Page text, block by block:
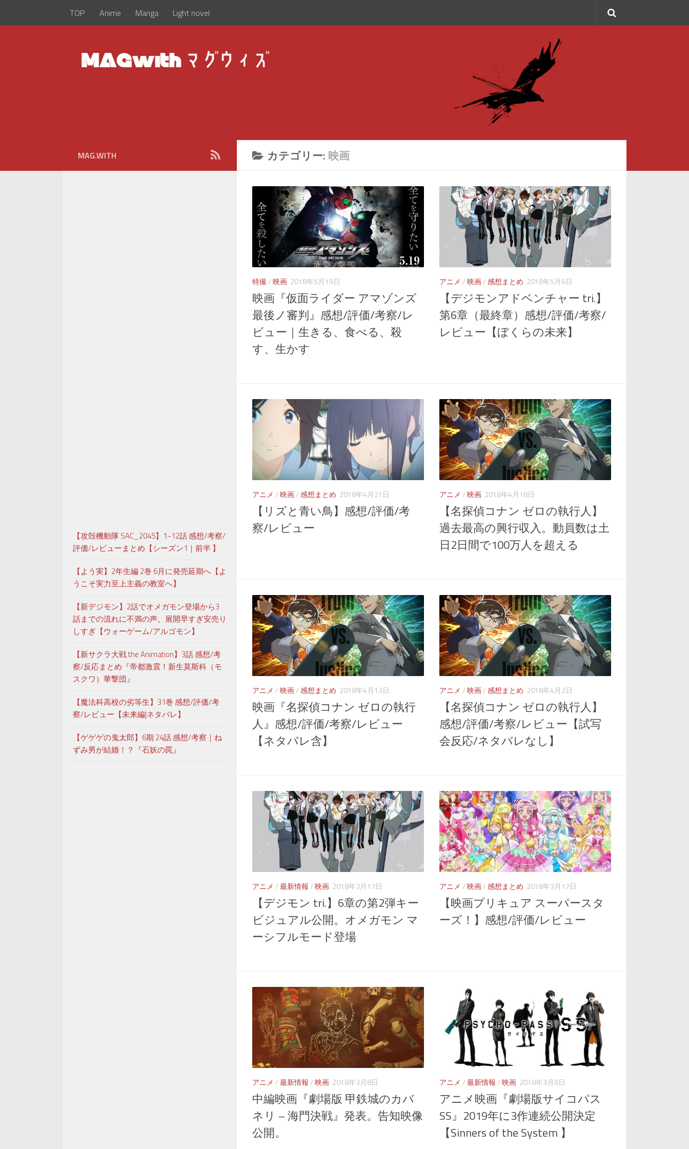
TOP Anime Manga Light novel
カテゴリー: 映画
特撮/映画 2018年5月19日
映画『仮面ライダー アマゾンズ
最後ノ審判』感想/評価/考察/レ
ビュー｜生きる、食べる、殺
す、生かす
アニメ /映画/感想まとめ 2018年5月6日
【デジモンアドベンチャー tri.】
第6章（最終章）感想/評価/考察/
レビュー【ぼくらの未来】
アニメ /映画/感想まとめ 2018年4月21日
【リズと青い鳥】感想/評価/考
察/レビュー
アニメ /映画 2018年4月18日
【名探偵コナン ゼロの執行人】
過去最高の興行収入。動員数は土
日2日間で100万人を超える
アニメ /映画/感想まとめ 2018年4月13日
映画『名探偵コナン ゼロの執行
人』感想/評価/考察/レビュー
【ネタバレ含】
アニメ /映画/感想まとめ 2018年4月2日
【名探偵コナン ゼロの執行人】
感想/評価/考察/レビュー【試写
会反応/ネタバレなし】
アニメ /最新情報/映画 2018年3月17日
【デジモン tri.】6章の第2弾キー
ビジュアル公開。オメガモン マ
ーシフルモード登場
アニメ /映画/感想まとめ 2018年3月17日
【映画プリキュア スーパースタ
ーズ！】感想/評価/レビュー
アニメ /最新情報/映画 2018年3月8日
中編映画『劇場版 甲鉄城のカバ
ネリ – 海門決戦』発表。告知映像
公開。
アニメ /最新情報/映画 2018年3月8日
アニメ映画『劇場版サイコパス
SS』2019年に3作連続公開決定
【Sinners of the System 】
MAG.WITH
【攻殻機動隊 SAC_2045】1~12話 感想/考察/
評価/レビューまとめ【シーズン1｜前半 】
【よう実】2年生編 2巻 6月に発売延期へ【よ
うこそ実力至上主義の教室へ】
【新デジモン】2話でオメガモン登場から3
話までの流れに不満の声。展開早すぎ安売り
しすぎ【ウォーゲーム/アルゴモン】
【新サクラ大戦 the Animation】3話 感想/考
察/反応まとめ『帝都激震！新生莫斯科（モ
スクワ）華撃団』
【魔法科高校の劣等生】31巻 感想/評価/考
察/レビュー【未来編|ネタバレ】
【ゲゲゲの鬼太郎】6期 24話 感想/考察｜ね
ずみ男が結婚！？『石妖の罠』